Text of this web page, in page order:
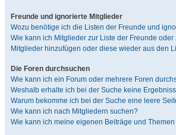
Freunde und ignorierte Mitglieder
Wozu benötige ich die Listen der Freunde und
Wie kann ich Mitglieder zur Liste der Freunde
Mitglieder hinzufügen oder diese wieder aus den
Die Foren durchsuchen
Wie kann ich ein Forum oder mehrere Foren
Weshalb erhalte ich bei der Suche keine
Warum bekomme ich bei der Suche eine leere
Wie kann ich nach Mitgliedern suchen?
Wie kann ich meine eigenen Beiträge und